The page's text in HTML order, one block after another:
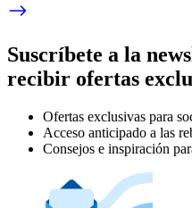
Suscríbete a la
recibir ofertas
Ofertas exclusivas para
Acceso anticipado a las
Consejos e inspiración